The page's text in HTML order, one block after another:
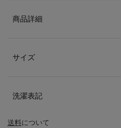
送料について
商品詳細
サイズ
洗濯表記